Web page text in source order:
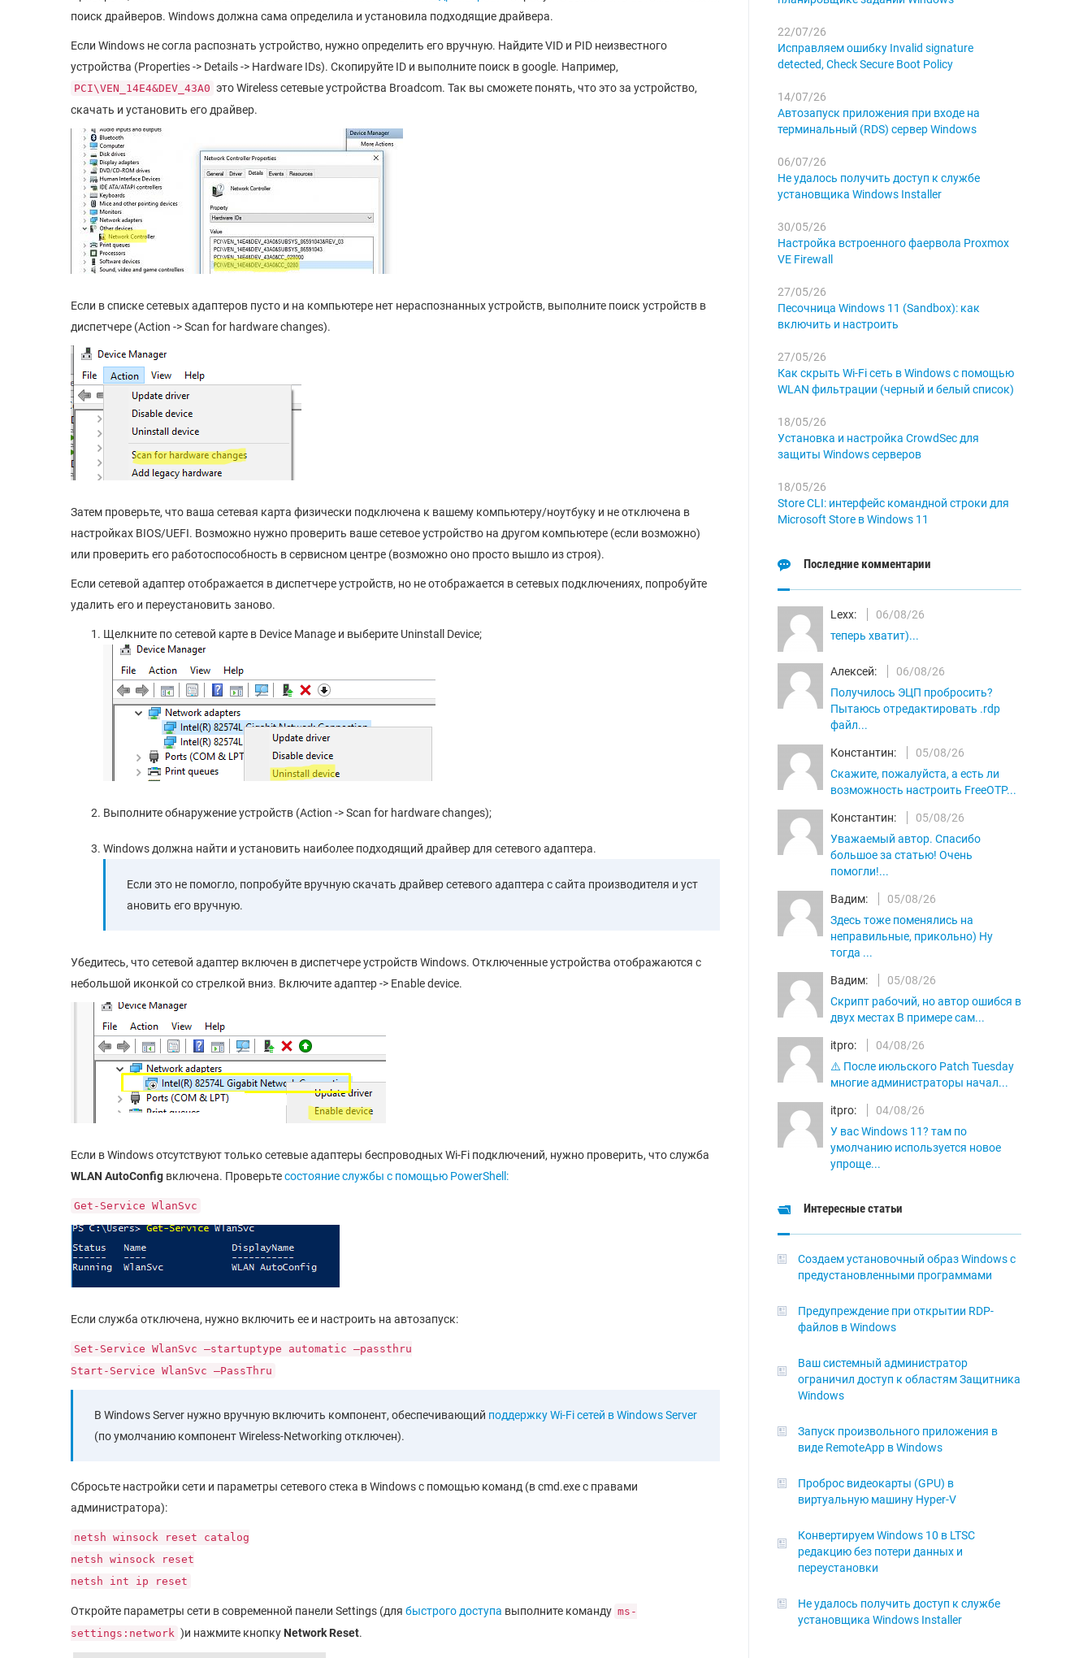
поиск драйверов. Windows должна сама определила и установила подходящие драйвера.
Если Windows не согла распознать устройство, нужно определить его вручную. Найдите VID и PID неизвестного
устройства (Properties -> Details -> Hardware IDs). Скопируйте ID и выполните поиск в google. Например,
PCI\VEN_14E4&DEV_43A0 это Wireless сетевые устройства Broadcom. Так вы сможете понять, что это за устройство,
скачать и установить его драйвер.
Если в списке сетевых адаптеров пусто и на компьютере нет нераспознанных устройств, выполните поиск устройств в
диспетчере (Action -> Scan for hardware changes).
Затем проверьте, что ваша сетевая карта физически подключена к вашему компьютеру/ноутбуку и не отключена в
настройках BIOS/UEFI. Возможно нужно проверить ваше сетевое устройство на другом компьютере (если возможно)
или проверить его работоспособность в сервисном центре (возможно оно просто вышло из строя).
Если сетевой адаптер отображается в диспетчере устройств, но не отображается в сетевых подключениях, попробуйте
удалить его и переустановить заново.
Щелкните по сетевой карте в Device Manage и выберите Uninstall Device;
Выполните обнаружение устройств (Action -> Scan for hardware changes);
Windows должна найти и установить наиболее подходящий драйвер для сетевого адаптера.
Если это не помогло, попробуйте вручную скачать драйвер сетевого адаптера с сайта производителя и уст
ановить его вручную.
Убедитесь, что сетевой адаптер включен в диспетчере устройств Windows. Отключенные устройства отображаются с
небольшой иконкой со стрелкой вниз. Включите адаптер -> Enable device.
Если в Windows отсутствуют только сетевые адаптеры беспроводных Wi-Fi подключений, нужно проверить, что служба
WLAN AutoConfig включена. Проверьтесостояние службы с помощью PowerShell:
Get-Service WlanSvc
Если служба отключена, нужно включить ее и настроить на автозапуск:
Set-Service WlanSvc –startuptype automatic –passthru
Start-Service WlanSvc –PassThru
В Windows Server нужно вручную включить компонент, обеспечивающий поддержку Wi-Fi сетей в Windows Server
(по умолчанию компонент Wireless-Networking отключен).
Сбросьте настройки сети и параметры сетевого стека в Windows с помощью команд (в cmd.exe с правами
администратора):
netsh winsock reset catalog
netsh winsock reset
netsh int ip reset
Откройте параметры сети в современной панели Settings (для быстрого доступа выполните команду ms-
settings:network )и нажмите кнопку Network Reset.
22/07/26
Исправляем ошибку Invalid signature
detected, Check Secure Boot Policy
14/07/26
Автозапуск приложения при входе на
терминальный (RDS) сервер Windows
06/07/26
Не удалось получить доступ к службе
установщика Windows Installer
30/05/26
Настройка встроенного фаервола Proxmox
VE Firewall
27/05/26
Песочница Windows 11 (Sandbox): как
включить и настроить
27/05/26
Как скрыть Wi-Fi сеть в Windows с помощью
WLAN фильтрации (черный и белый список)
18/05/26
Установка и настройка CrowdSec для
защиты Windows серверов
18/05/26
Store CLI: интерфейс командной строки для
Microsoft Store в Windows 11
Последние комментарии
Lexx:
06/08/26
теперь хватит)...
Алексей:
06/08/26
Получилось ЭЦП пробросить?
Пытаюсь отредактировать .rdp
файл...
Константин:
05/08/26
Скажите, пожалуйста, а есть ли
возможность настроить FreeOTP...
Константин:
05/08/26
Уважаемый автор. Спасибо
большое за статью! Очень
помогли!...
Вадим:
05/08/26
Здесь тоже поменялись на
неправильные, прикольно) Ну
тогда ...
Вадим:
05/08/26
Скрипт рабочий, но автор ошибся в
двух местах В примере сам...
itpro:
04/08/26
⚠️ После июльского Patch Tuesday
многие администраторы начал...
itpro:
04/08/26
У вас Windows 11? там по
умолчанию используется новое
упроще...
Интересные статьи
Создаем установочный образ Windows с
предустановленными программами
Предупреждение при открытии RDP-
файлов в Windows
Ваш системный администратор
ограничил доступ к областям Защитника
Windows
Запуск произвольного приложения в
виде RemoteApp в Windows
Проброс видеокарты (GPU) в
виртуальную машину Hyper-V
Конвертируем Windows 10 в LTSC
редакцию без потери данных и
переустановки
Не удалось получить доступ к службе
установщика Windows Installer